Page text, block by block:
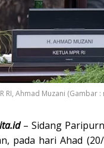
RI, Ahmad Muzani (Gambar
– Sidang
pada hari Ahad